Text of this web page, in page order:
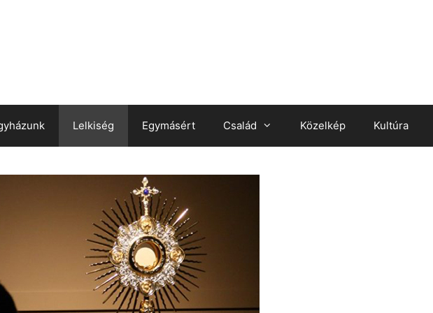
Lelkiség Egymásért Család Közelkép Kultúra